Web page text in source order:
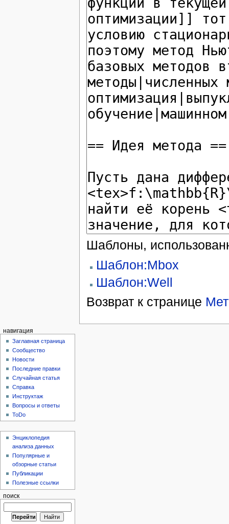
Шаблоны,
Шаблон:Mbox
Шаблон:Well
Возврат к странице
навигация
Заглавная страница
Сообщество
Новости
Последние правки
Случайная статья
Справка
Инструктаж
Вопросы и ответы
ToDo
Энциклопедия
анализа данных
Популярные и
обзорные статьи
Публикации
Полезные ссылки
поиск